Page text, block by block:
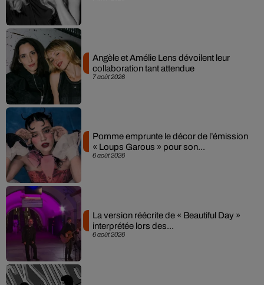
7 août 2026
Angèle et Amélie Lens dévoilent leur
collaboration tant attendue
6 août 2026
Pomme emprunte le décor de l’émission
« Loups Garous » pour son...
6 août 2026
La version réécrite de « Beautiful Day »
interprétée lors des...